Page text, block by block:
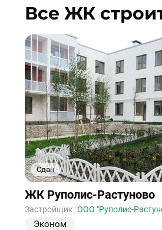
Все ЖК
Сдан
Ссылка
на
объект
ЖК Руполис-Растуново
Застройщик ООО "Руполис-
Эконом